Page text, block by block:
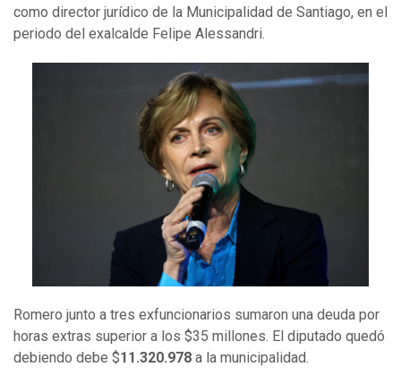
como director jurídico de la Municipalidad de Santiago, en el
periodo del exalcalde Felipe Alessandri.
Romero junto a tres exfuncionarios sumaron una deuda por
horas extras superior a los $35 millones. El diputado quedó
debiendo debe $11.320.978 a la municipalidad.